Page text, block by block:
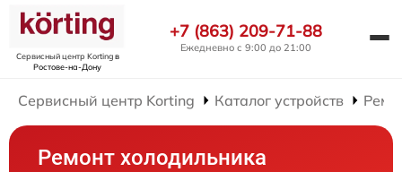
Сервисный центр Kortingв
Ростове-на-Дону
+7 (863) 209-71-88
Ежедневно с 9:00 до 21:00
Сервисный центр Korting Каталог устройств
Ремонт холодильника